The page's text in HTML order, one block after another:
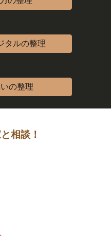
タルの整理
の整理
と相談 ！